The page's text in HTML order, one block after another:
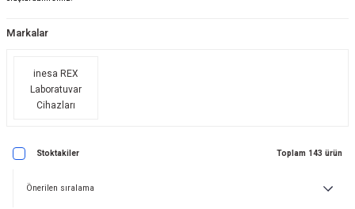
Markalar
inesa REX
Laboratuvar
Cihazları
Stoktakiler Toplam 143 ürün